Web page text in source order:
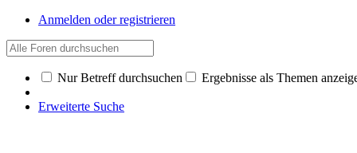
Anmelden oder registrieren
Nur Betreff durchsuchen Ergebnisse als Themen
Erweiterte Suche